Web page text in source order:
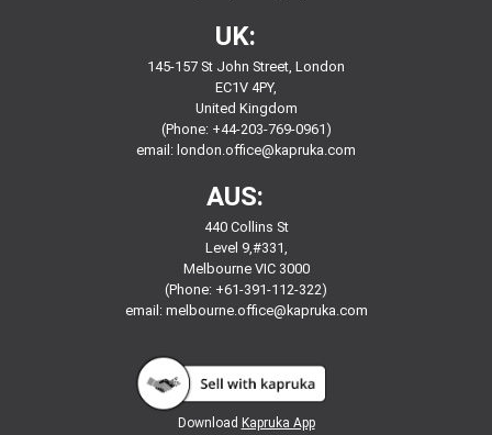
UK:
145-157 St John Street, London
EC1V 4PY,
United Kingdom
(Phone: +44-203-769-0961)
email: london.office@kapruka.com
AUS:
440 Collins St
Level 9,#331,
Melbourne VIC 3000
(Phone: +61-391-112-322)
email: melbourne.office@kapruka.com
Download Kapruka App